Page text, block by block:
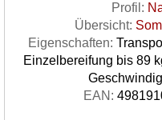
Profil:
Übersicht:
Eigenschaften:
Einzelbereifung bis 89
EAN: